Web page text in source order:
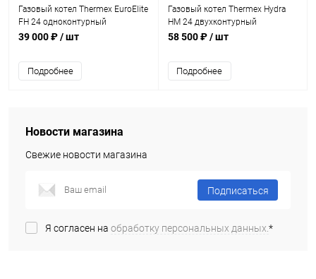
Газовый котел Thermex EuroElite
FH 24 одноконтурный
39 000 ₽/ шт
Подробнее
Газовый котел Thermex Hydra
HM 24 двухконтурный
58 500 ₽/ шт
Подробнее
Новости магазина
Свежие новости магазина
Подписаться
Я согласен на обработку персональных данных.*